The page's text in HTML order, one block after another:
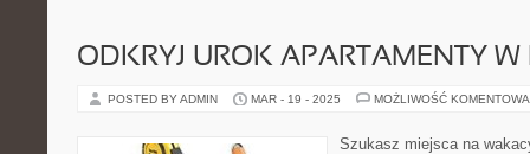
ODKRYJ UROK APARTAMENTY W
POSTED BY ADMIN MAR - 19 - 2025 MOŻLIWOŚĆ
Szukasz miejsca na